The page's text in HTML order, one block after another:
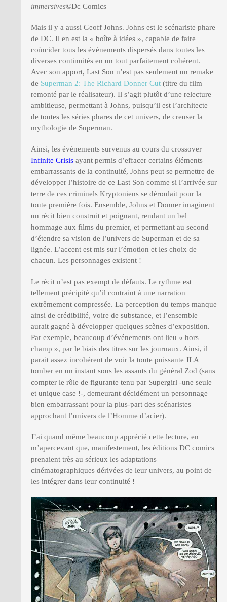
immersives©Dc Comics
Mais il y a aussi Geoff Johns. Johns est le scénariste phare
de DC. Il en est la « boîte à idées », capable de faire
coïncider tous les événements dispersés dans toutes les
diverses continuités en un tout parfaitement cohérent.
Avec son apport, Last Son n’est pas seulement un remake
de Superman 2: The Richard Donner Cut (titre du film
remonté par le réalisateur). Il s’agit plutôt d’une relecture
ambitieuse, permettant à Johns, puisqu’il est l’architecte
de toutes les séries phares de cet univers, de creuser la
mythologie de Superman.
Ainsi, les événements survenus au cours du crossover
Infinite Crisis ayant permis d’effacer certains éléments
embarrassants de la continuité, Johns peut se permettre de
développer l’histoire de ce Last Son comme si l’arrivée sur
terre de ces criminels Kryptoniens se déroulait pour la
toute première fois. Ensemble, Johns et Donner imaginent
un récit bien construit et poignant, rendant un bel
hommage aux films du premier, et permettant au second
d’étendre sa vision de l’univers de Superman et de sa
lignée. L’accent est mis sur l’émotion et les choix de
chacun. Les personnages existent !
Le récit n’est pas exempt de défauts. Le rythme est
tellement précipité qu’il contraint à une narration
extrêmement compressée. La perception du temps manque
ainsi de crédibilité, voire de substance, et l’ensemble
aurait gagné à développer quelques scènes d’exposition.
Par exemple, beaucoup d’événements ont lieu « hors
champ », par le biais des titres sur les journaux. Ainsi, il
parait assez incohérent de voir la toute puissante JLA
tomber en un instant sous les assauts du général Zod (sans
compter le rôle de figurante tenu par Supergirl -une seule
et unique case !-, demeurant décidément un personnage
bien embarrassant pour la plus-part des scénaristes
approchant l’univers de l’Homme d’acier).
J’ai quand même beaucoup apprécié cette lecture, en
m’apercevant que, manifestement, les éditions DC comics
prenaient très au sérieux les adaptations
cinématographiques dérivées de leur univers, au point de
les intégrer dans leur continuité !